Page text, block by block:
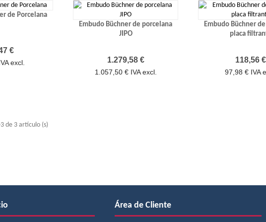
de Porcelana
€
excl.
Embudo Büchner de porcelana
JIPO
Precio
1.279,58 €
1.057,50 € IVA excl.
Embudo Büchner
placa
Precio
118,56 €
97,98 € IVA
de 3 artículo (s)
Área de Cliente